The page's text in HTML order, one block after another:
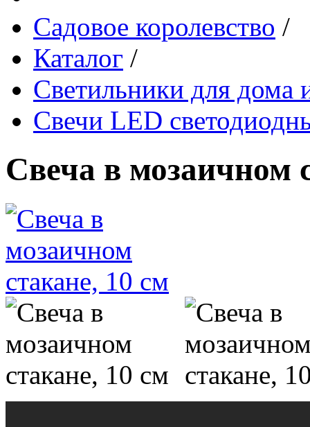
Садовое королевство /
Каталог /
Светильники для дома
Свечи LED
Свеча в мозаичном